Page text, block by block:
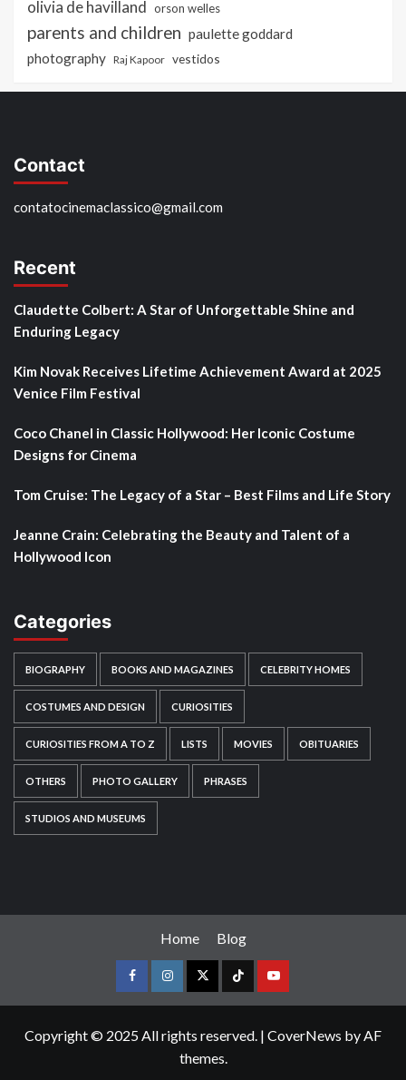
olivia de havilland orson welles
parents and children paulette goddard
photography Raj Kapoor vestidos
Contact
contatocinemaclassico@gmail.com
Recent
Claudette Colbert: A Star of Unforgettable Shine and
Enduring Legacy
Kim Novak Receives Lifetime Achievement Award at 2025
Venice Film Festival
Coco Chanel in Classic Hollywood: Her Iconic Costume
Designs for Cinema
Tom Cruise: The Legacy of a Star – Best Films and Life Story
Jeanne Crain: Celebrating the Beauty and Talent of a
Hollywood Icon
Categories
BIOGRAPHY BOOKS AND MAGAZINES CELEBRITY HOMES
COSTUMES AND DESIGN CURIOSITIES
CURIOSITIES FROM A TO Z LISTS MOVIES OBITUARIES
OTHERS PHOTO GALLERY PHRASES
STUDIOS AND MUSEUMS
Home Blog
Copyright © 2025 All rights reserved. | CoverNews by AF
themes.